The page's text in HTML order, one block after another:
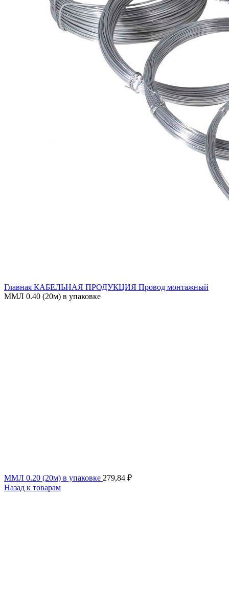
Главная КАБЕЛЬНАЯ ПРОДУКЦИЯ Провод монтажный
ММЛ 0.40 (20м) в упаковке
ММЛ 0.20 (20м) в упаковке 279,84 ₽
Назад к товарам